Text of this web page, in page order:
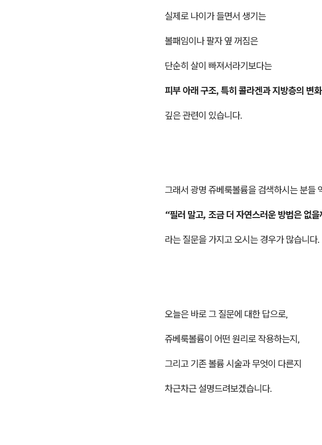
실제로 나이가 들면서 생기는
볼패임이나 팔자 옆 꺼짐은
단순히 살이 빠져서라기보다는
피부 아래 구조, 특히 콜라겐과 지방층의 변화
깊은 관련이 있습니다.
그래서 광명 쥬베룩볼륨을 검색하시는 분들
“필러 말고, 조금 더 자연스러운 방법은 없
라는 질문을 가지고 오시는 경우가 많습니다.
오늘은 바로 그 질문에 대한 답으로,
쥬베룩볼륨이 어떤 원리로 작용하는지,
그리고 기존 볼륨 시술과 무엇이 다른지
차근차근 설명드려보겠습니다.